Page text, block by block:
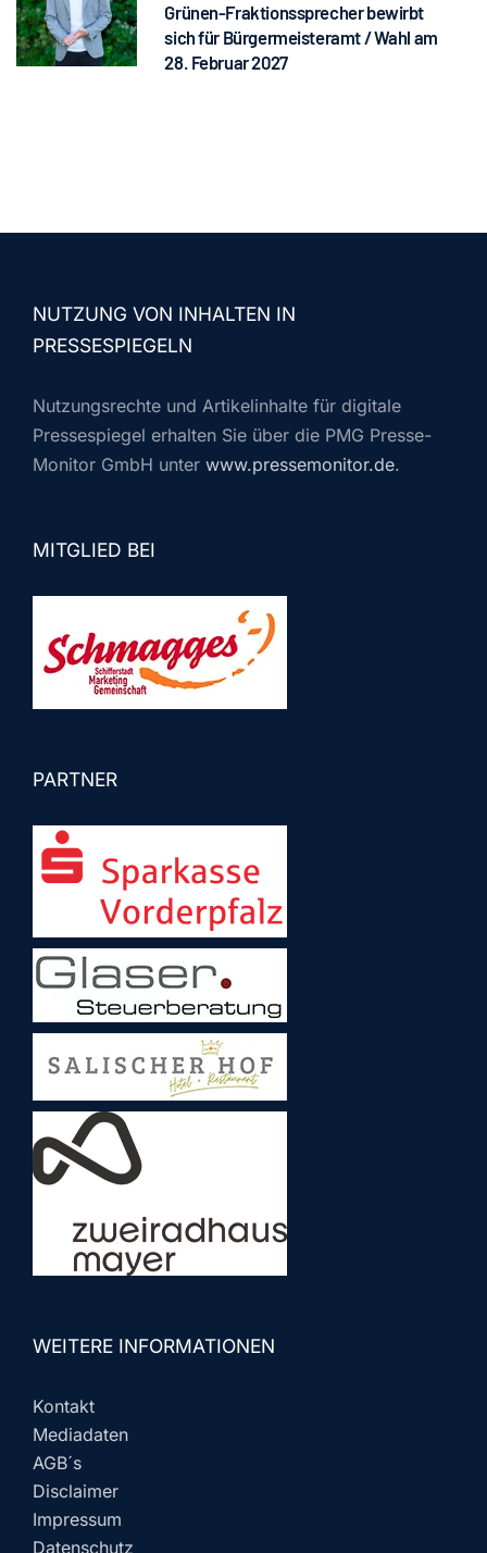
Grünen-Fraktionssprecher bewirbt
sich für Bürgermeisteramt / Wahl am
28. Februar 2027
NUTZUNG VON INHALTEN IN
PRESSESPIEGELN
Nutzungsrechte und Artikelinhalte für digitale
Pressespiegel erhalten Sie über die PMG Presse-
Monitor GmbH unter www.pressemonitor.de.
MITGLIED BEI
PARTNER
WEITERE INFORMATIONEN
Kontakt
Mediadaten
AGB´s
Disclaimer
Impressum
Datenschutz